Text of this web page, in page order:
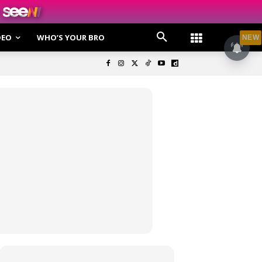
Privasi
WHO’S YOUR BRO NEW